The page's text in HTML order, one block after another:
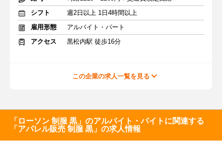
シフト
週2日以上 1日4時間以上
雇用形態
アルバイト・パート
アクセス
黒松内駅 徒歩16分
この企業の求人一覧を見る
「ローソン 制服 黒」のアルバイト・バイトに関連する
「アパレル販売 制服 黒」の求人情報